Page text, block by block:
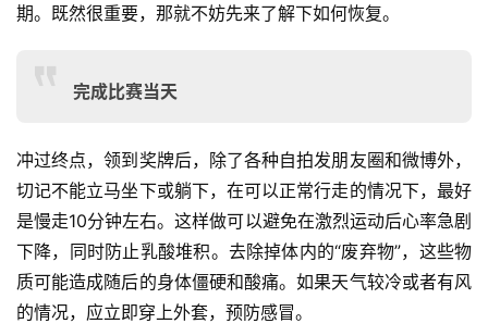
期。既然很重要，那就不妨先来了解下如何恢复。
完成比赛当天
冲过终点，领到奖牌后，除了各种自拍发朋友圈和微博外，
切记不能立马坐下或躺下，在可以正常行走的情况下，最好
是慢走10分钟左右。这样做可以避免在激烈运动后心率急剧
下降，同时防止乳酸堆积。去除掉体内的“废弃物”，这些物
质可能造成随后的身体僵硬和酸痛。如果天气较冷或者有风
的情况，应立即穿上外套，预防感冒。